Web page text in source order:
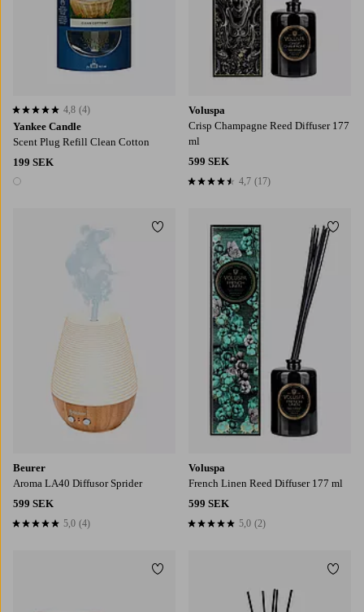
Yankee Candle
Scent Plug Refill Clean Cotton
199 SEK
1 färg
4,8 baserat på 4 st betyg
4,8 (4)
Voluspa
Crisp Champagne Reed Diffuser 177
ml
599 SEK
4,7 baserat på 17 st betyg
4,7 (17)
Beurer
Aroma LA40 Diffusor Sprider
599 SEK
5,0 baserat på 4 st betyg
5,0 (4)
Lägg till i favoriter
Voluspa
French Linen Reed Diffuser 177 ml
599 SEK
5,0 baserat på 2 st betyg
5,0 (2)
Lägg till i favoriter